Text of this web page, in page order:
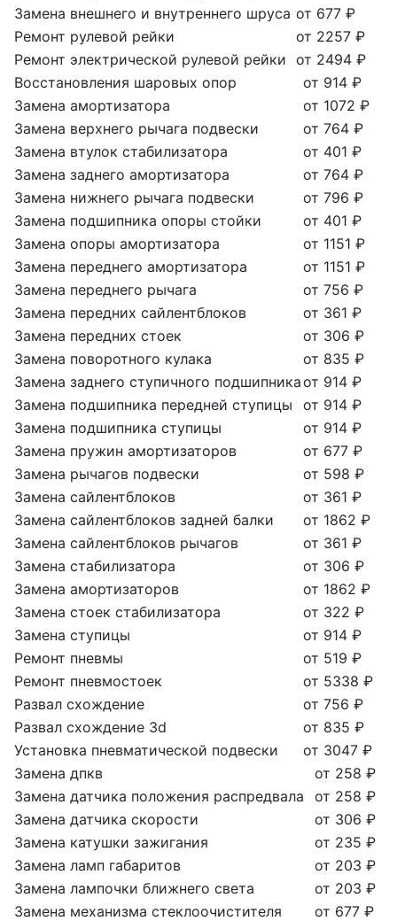
Замена внешнего и внутреннего шруса от 677 ₽
Ремонт рулевой рейки
от 2257 ₽
Ремонт электрической рулевой рейки от 2494 ₽
Восстановления шаровых опор
от 914 ₽
Замена амортизатора
от 1072 ₽
Замена верхнего рычага подвески
от 764 ₽
Замена втулок стабилизатора
от 401 ₽
Замена заднего амортизатора
от 764 ₽
Замена нижнего рычага подвески
от 796 ₽
Замена подшипника опоры стойки
от 401 ₽
Замена опоры амортизатора
от 1151 ₽
Замена переднего амортизатора
от 1151 ₽
Замена переднего рычага
от 756 ₽
Замена передних сайлентблоков
от 361 ₽
Замена передних стоек
от 306 ₽
Замена поворотного кулака
от 835 ₽
Замена заднего ступичного подшипникаот 914 ₽
Замена подшипника передней ступицы
от 914 ₽
Замена подшипника ступицы
от 914 ₽
Замена пружин амортизаторов
от 677 ₽
Замена рычагов подвески
от 598 ₽
Замена сайлентблоков
от 361 ₽
Замена сайлентблоков задней балки
от 1862 ₽
Замена сайлентблоков рычагов
от 361 ₽
Замена стабилизатора
от 306 ₽
Замена амортизаторов
от 1862 ₽
Замена стоек стабилизатора
от 322 ₽
Замена ступицы
от 914 ₽
Ремонт пневмы
от 519 ₽
Ремонт пневмостоек
от 5338 ₽
Развал схождение
от 756 ₽
Развал схождение 3d
от 835 ₽
Установка пневматической подвески
от 3047 ₽
Замена дпкв
от 258 ₽
Замена датчика положения распредвала
от 258 ₽
Замена датчика скорости
от 306 ₽
Замена катушки зажигания
от 235 ₽
Замена ламп габаритов
от 203 ₽
Замена лампочки ближнего света
от 203 ₽
Замена механизма стеклоочистителя
от 677 ₽